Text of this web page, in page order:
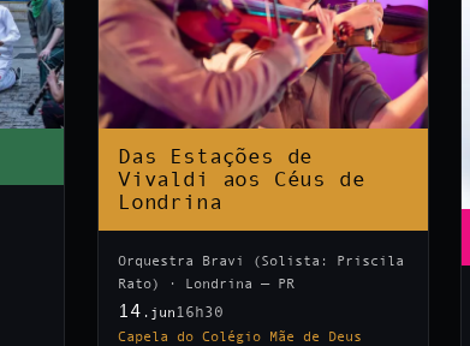
Das Estações de
Vivaldi aos Céus de
Londrina
Orquestra Bravi (Solista: Priscila
Rato) · Londrina — PR
14 .jun 16h30
Capela do Colégio Mãe de Deus